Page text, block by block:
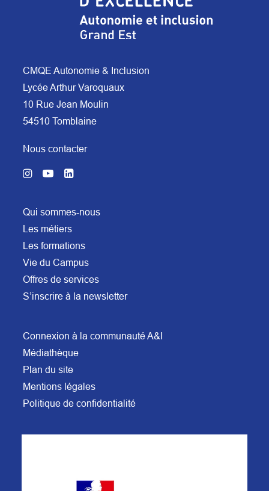
CMQE Autonomie & Inclusion
Lycée Arthur Varoquaux
10 Rue Jean Moulin
54510 Tomblaine
Nous contacter
Qui sommes-nous
Les métiers
Les formations
Vie du Campus
Offres de services
S’inscrire à la newsletter
Connexion à la communauté A&I
Médiathèque
Plan du site
Mentions légales
Politique de confidentialité